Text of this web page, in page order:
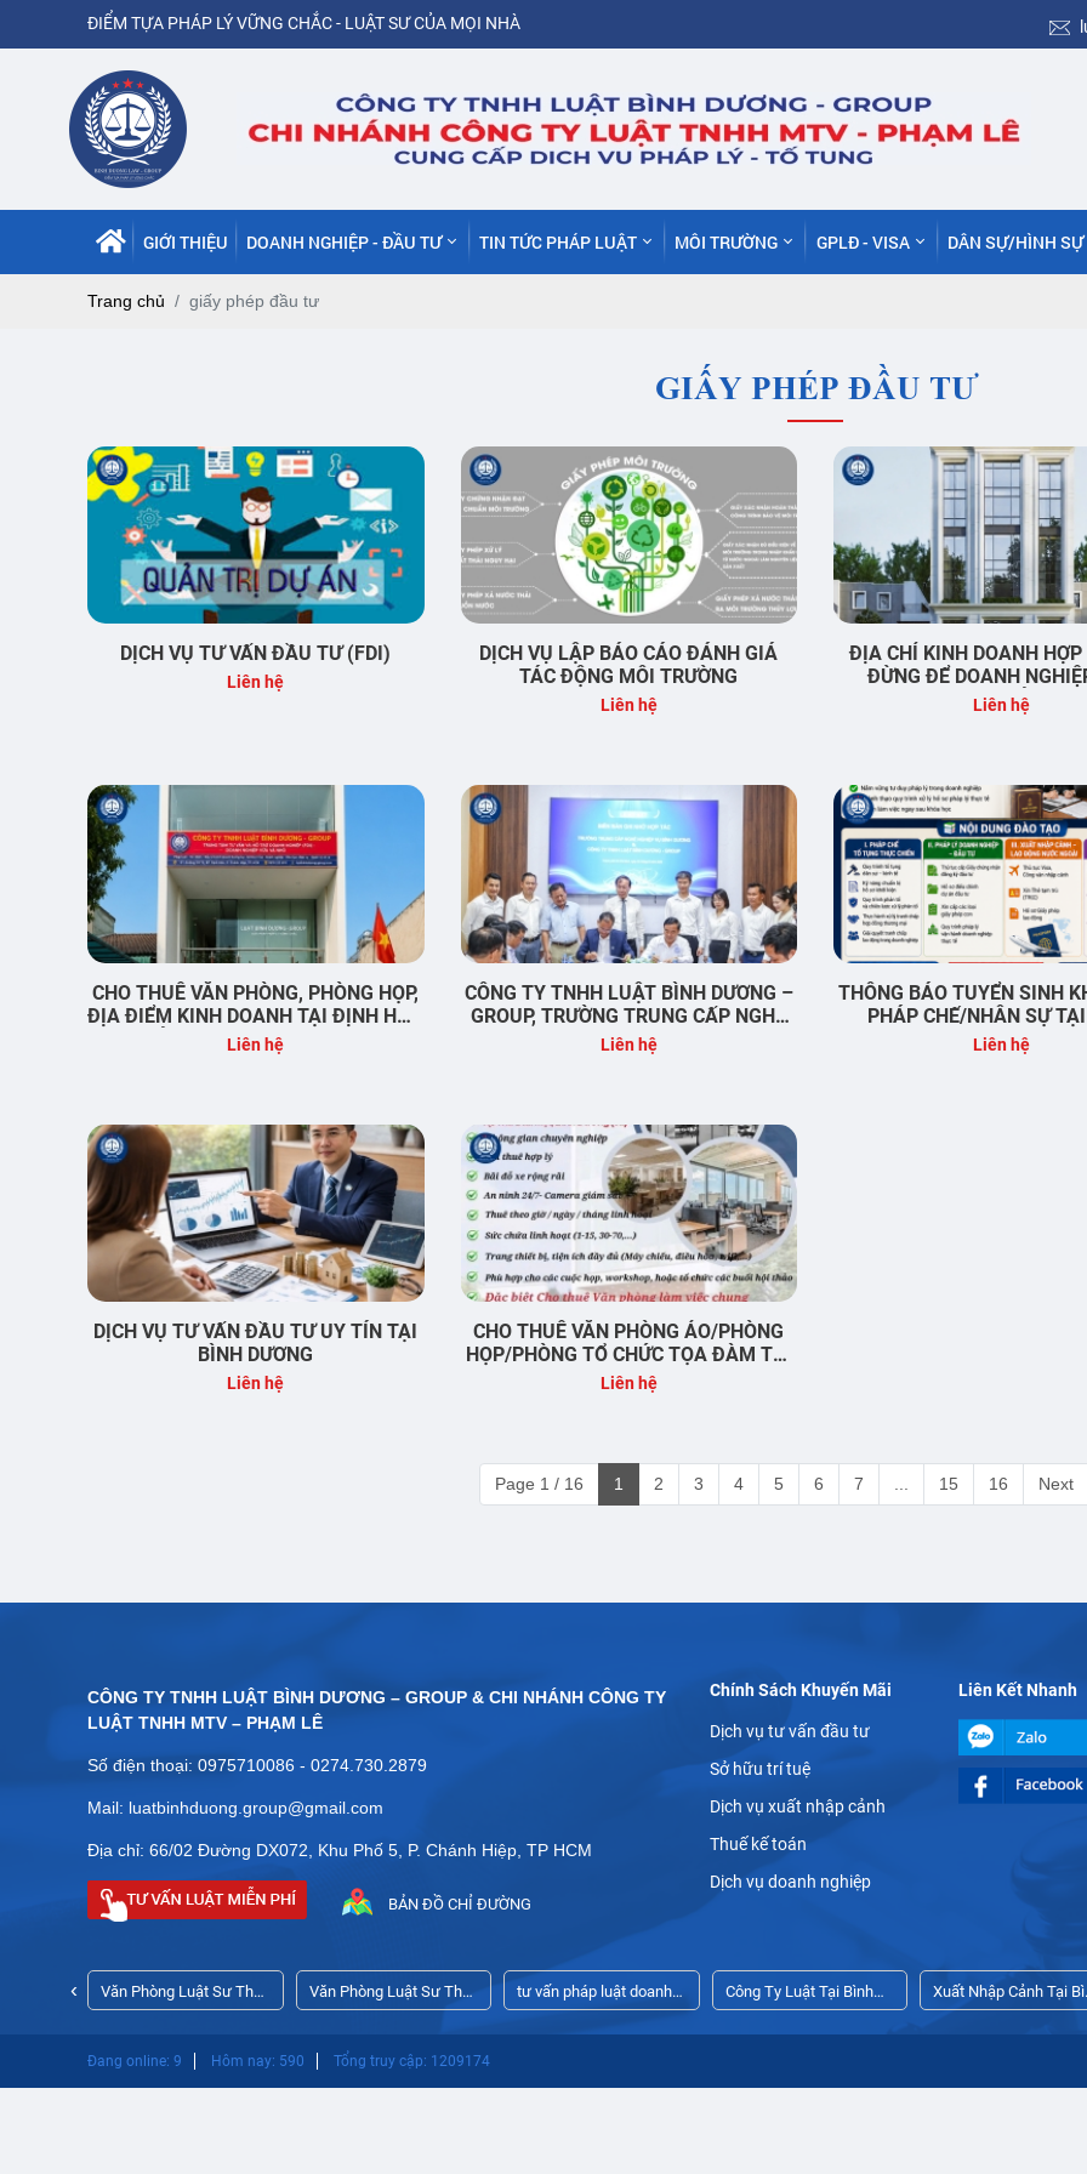
ĐIỂM TỰA PHÁP LÝ VỮNG CHẮC - LUẬT SƯ CỦA MỌI NHÀ
GIỚI THIỆU DOANH NGHIỆP - ĐẦU TƯ TIN TỨC PHÁP LUẬT MÔI TRƯỜNG GPLĐ - VISA DÂN SỰ/HÌNH SỰ
Trang chủ giấy phép đầu tư
GIẤY PHÉP ĐẦU TƯ
DỊCH VỤ TƯ VẤN ĐẦU TƯ (FDI)
Liên hệ
DỊCH VỤ LẬP BÁO CÁO ĐÁNH GIÁ
TÁC ĐỘNG MÔI TRƯỜNG
Liên hệ
ĐỊA CHỈ KINH DOANH
ĐỪNG ĐỂ DOANH
THÀNH LẬP GẶP RỦI RO
Liên hệ
CHO THUÊ VĂN PHÒNG, PHÒNG HỌP,
ĐỊA ĐIỂM KINH DOANH TẠI ĐỊNH HÒA
– THỦ DẦU MỘT – BÌNH DƯƠNG
Liên hệ
CÔNG TY TNHH LUẬT BÌNH DƯƠNG –
GROUP, TRƯỜNG TRUNG CẤP NGHỀ
NGHIỆP VỤ BÌNH DƯƠNG & VIỆN
KHOA HỌC PHÁP LÝ VÀ PHÁT TRIỂN
Liên hệ
THÔNG BÁO TUYỂN SINH
PHÁP CHẾ/NHÂN SỰ
DƯƠNG
Liên hệ
DỊCH VỤ TƯ VẤN ĐẦU TƯ UY TÍN TẠI
BÌNH DƯƠNG
Liên hệ
CHO THUÊ VĂN PHÒNG ẢO/PHÒNG
HỌP/PHÒNG TỔ CHỨC TỌA ĐÀM TẠI
BÌNH DƯƠNG
Liên hệ
Page 1 / 16 1 2 3 4 5 6 7 ... 15 16 Next
CÔNG TY TNHH LUẬT BÌNH DƯƠNG – GROUP & CHI NHÁNH CÔNG TY
LUẬT TNHH MTV – PHẠM LÊ
Số điện thoại: 0975710086 - 0274.730.2879
Mail: luatbinhduong.group@gmail.com
Địa chỉ: 66/02 Đường DX072, Khu Phố 5, P. Chánh Hiệp, TP HCM
BẢN ĐỒ CHỈ ĐƯỜNG
Chính Sách Khuyến Mãi
Dịch vụ tư vấn đầu tư
Sở hữu trí tuệ
Dịch vụ xuất nhập cảnh
Thuế kế toán
Dịch vụ doanh nghiệp
Liên Kết Nhanh
Văn Phòng Luật Sư Thủ Văn Phòng Luật Sư Thủ tư vấn pháp luật doanh
nghiệp thường xuyên
Công Ty Luật Tại Bình
Dương
Xuất Nhập Cảnh Tại
‹
Đang online: 9 Hôm nay: 590 Tổng truy cập: 1209174